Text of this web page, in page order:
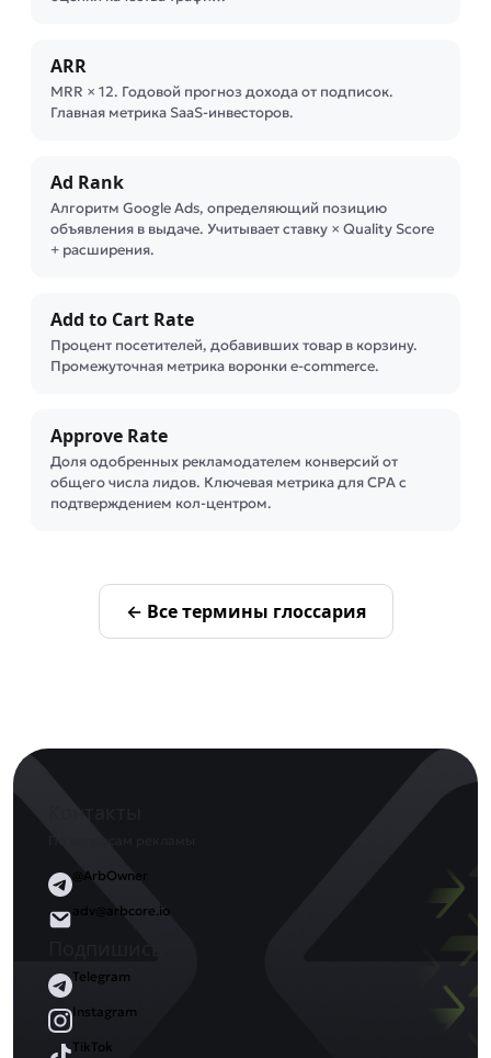
ARR
MRR × 12. Годовой прогноз дохода от подписок.
Главная метрика SaaS-инвесторов.
Ad Rank
Алгоритм Google Ads, определяющий позицию
объявления в выдаче. Учитывает ставку × Quality Score
+ расширения.
Add to Cart Rate
Процент посетителей, добавивших товар в корзину.
Промежуточная метрика воронки e-commerce.
Approve Rate
Доля одобренных рекламодателем конверсий от
общего числа лидов. Ключевая метрика для CPA с
подтверждением кол-центром.
← Все термины глоссария
@ArbOwner
adv@arbcore.io
Telegram
Instagram
TikTok